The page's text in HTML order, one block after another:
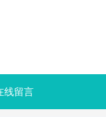
线留言